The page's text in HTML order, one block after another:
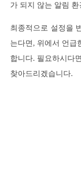
가 되지 않는 알림
최종적으로 설정을
는다면, 위에서 언급
합니다. 필요하시다
찾아드리겠습니다.